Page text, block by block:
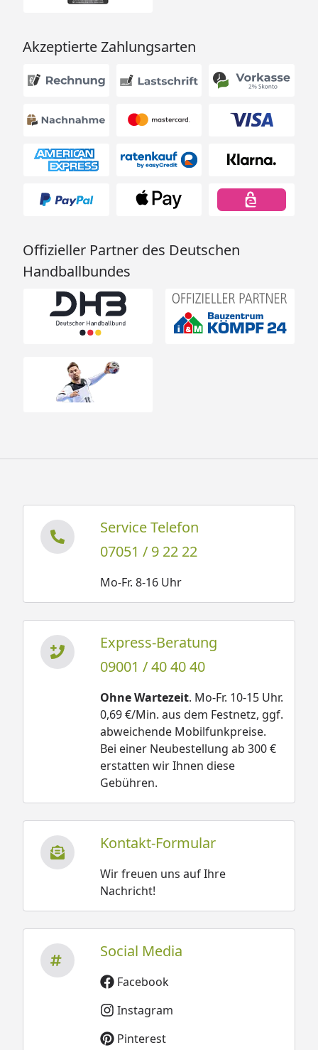
Schöpfkellen, Aufgusskübel usw.
Weka Elementsauna Kiruna 1 mit GT -
Montageanleitung
Weka Elementsauna Kiruna 1 mit GT -
Technische Daten
Akzeptierte Zahlungsarten
Offizieller Partner des Deutschen
Handballbundes
Service Telefon
07051 / 9 22 22
Mo-Fr. 8-16 Uhr
Express-Beratung
09001 / 40 40 40
Ohne Wartezeit. Mo-Fr. 10-15 Uhr.
0,69 €/Min. aus dem Festnetz, ggf.
abweichende Mobilfunkpreise.
Bei einer Neubestellung ab 300 €
erstatten wir Ihnen diese
Gebühren.
Kontakt-Formular
Wir freuen uns auf Ihre
Nachricht!
Social Media
Facebook
Instagram
Pinterest